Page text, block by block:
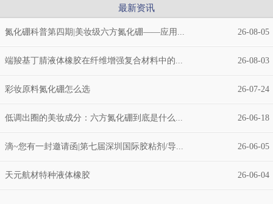
最新资讯
氮化硼科普第四期|美妆级六方氮化硼——应用... 26-08-05
端羧基丁腈液体橡胶在纤维增强复合材料中的... 26-08-03
彩妆原料氮化硼怎么选 26-07-24
低调出圈的美妆成分：六方氮化硼到底是什么... 26-06-18
滴~您有一封邀请函|第七届深圳国际胶粘剂/导... 26-06-05
天元航材特种液体橡胶 26-06-04